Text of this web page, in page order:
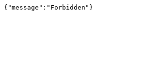
{"message":"Forbidden"}